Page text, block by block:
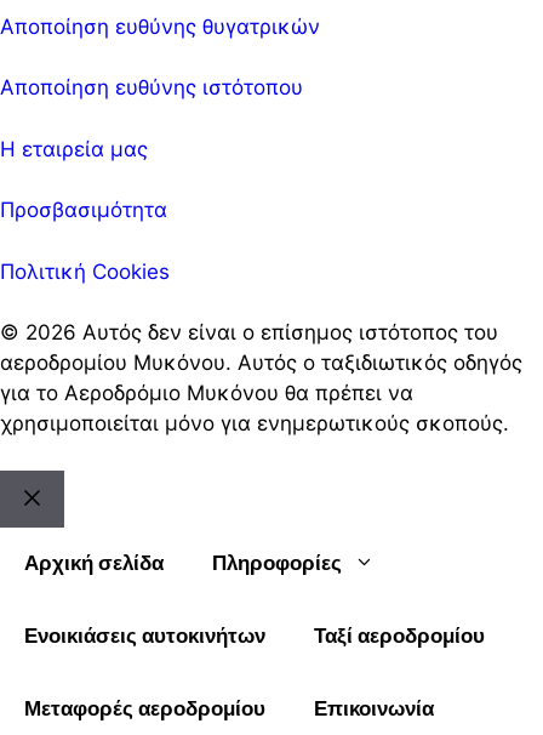
Αποποίηση ευθύνης θυγατρικών
Αποποίηση ευθύνης ιστότοπου
Η εταιρεία μας
Προσβασιμότητα
Πολιτική Cookies
© 2026 Αυτός δεν είναι ο επίσημος ιστότοπος του
αεροδρομίου Μυκόνου. Αυτός ο ταξιδιωτικός οδηγός
για το Αεροδρόμιο Μυκόνου θα πρέπει να
χρησιμοποιείται μόνο για ενημερωτικούς σκοπούς.
Κλείστε
το
Αρχική σελίδα Πληροφορίες
Ενοικιάσεις αυτοκινήτων Ταξί αεροδρομίου
Μεταφορές αεροδρομίου Επικοινωνία